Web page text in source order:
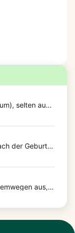
selten auch
Fieber und
der…
der Geburt
im
aus,
sich bei
sprechen